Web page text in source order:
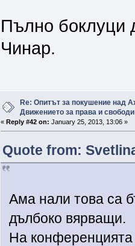
Пълно боклуци
Чинар.
Re: Опитът за покушение над
Движението за права и свободи
« Reply #42 on: January 25, 2013, 13:06 »
Quote from:
Ама нали това са
дълбоко вярващи.
На